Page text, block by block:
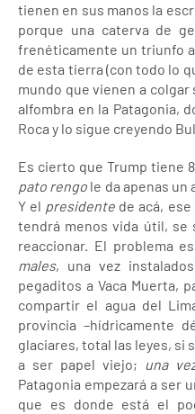
tienen en sus manos la
porque una caterva de
frenéticamente un triunfo
de esta tierra (con todo lo
mundo que vienen a
alfombra en la Patagonia,
Roca y lo sigue creyendo
Es cierto que Trump tiene
pato rengo le da apenas un
Y el presidente de acá,
tendrá menos vida útil, se
reaccionar. El problema
males, una vez
pegaditos a Vaca Muerta,
compartir el agua del
provincia –hídricamente
glaciares, total las leyes, si
a ser papel viejo; una
Patagonia empezará a ser
que es donde está el